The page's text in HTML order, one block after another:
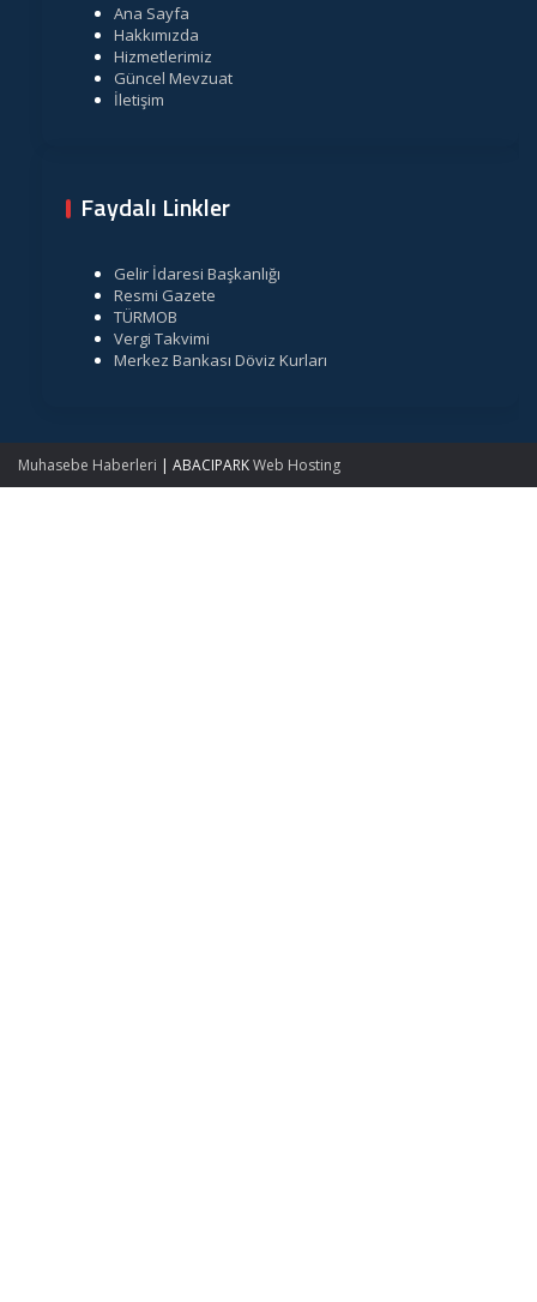
Ana Sayfa
Hakkımızda
Hizmetlerimiz
Güncel Mevzuat
İletişim
Faydalı Linkler
Gelir İdaresi Başkanlığı
Resmi Gazete
TÜRMOB
Vergi Takvimi
Merkez Bankası Döviz Kurları
Muhasebe Haberleri | ABACIPARKWeb Hosting